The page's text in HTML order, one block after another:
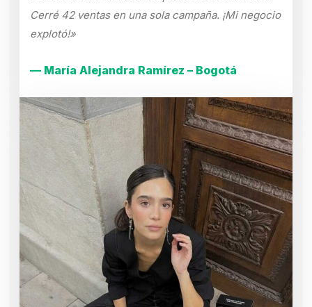
Cerré 42 ventas en una sola campaña. ¡Mi negocio
explotó!»
— María Alejandra Ramírez – Bogotá